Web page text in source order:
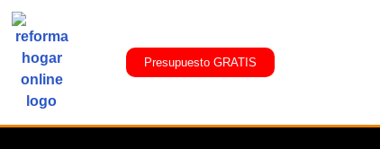
Presupuesto GRATIS